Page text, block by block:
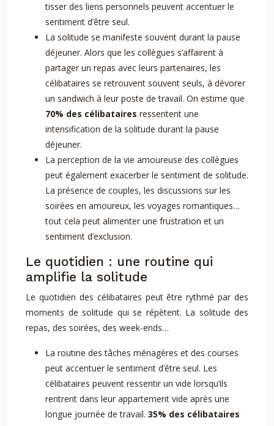
tisser des liens personnels peuvent accentuer le
sentiment d’être seul.
La solitude se manifeste souvent durant la pause
déjeuner. Alors que les collègues s’affairent à
partager un repas avec leurs partenaires, les
célibataires se retrouvent souvent seuls, à dévorer
un sandwich à leur poste de travail. On estime que
70% des célibataires ressentent une
intensification de la solitude durant la pause
déjeuner.
La perception de la vie amoureuse des collègues
peut également exacerber le sentiment de solitude.
La présence de couples, les discussions sur les
soirées en amoureux, les voyages romantiques…
tout cela peut alimenter une frustration et un
sentiment d’exclusion.
Le quotidien : une routine qui
amplifie la solitude
Le quotidien des célibataires peut être rythmé par des
moments de solitude qui se répètent. La solitude des
repas, des soirées, des week-ends…
La routine des tâches ménagères et des courses
peut accentuer le sentiment d’être seul. Les
célibataires peuvent ressentir un vide lorsqu’ils
rentrent dans leur appartement vide après une
longue journée de travail. 35% des célibataires